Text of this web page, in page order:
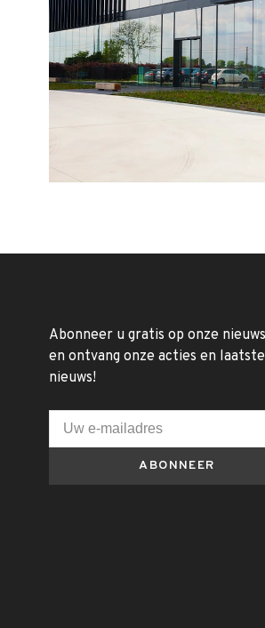
Abonneer u gratis op onze
en ontvang onze acties en laatste
nieuws!
ABONNEER